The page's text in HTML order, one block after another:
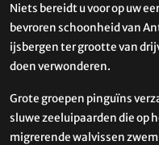
Niets bereidt u voor op uw
bevroren schoonheid van
ijsbergen ter grootte van
doen verwonderen.
Grote groepen pinguïns
sluwe zeeluipaarden die op
migrerende walvissen